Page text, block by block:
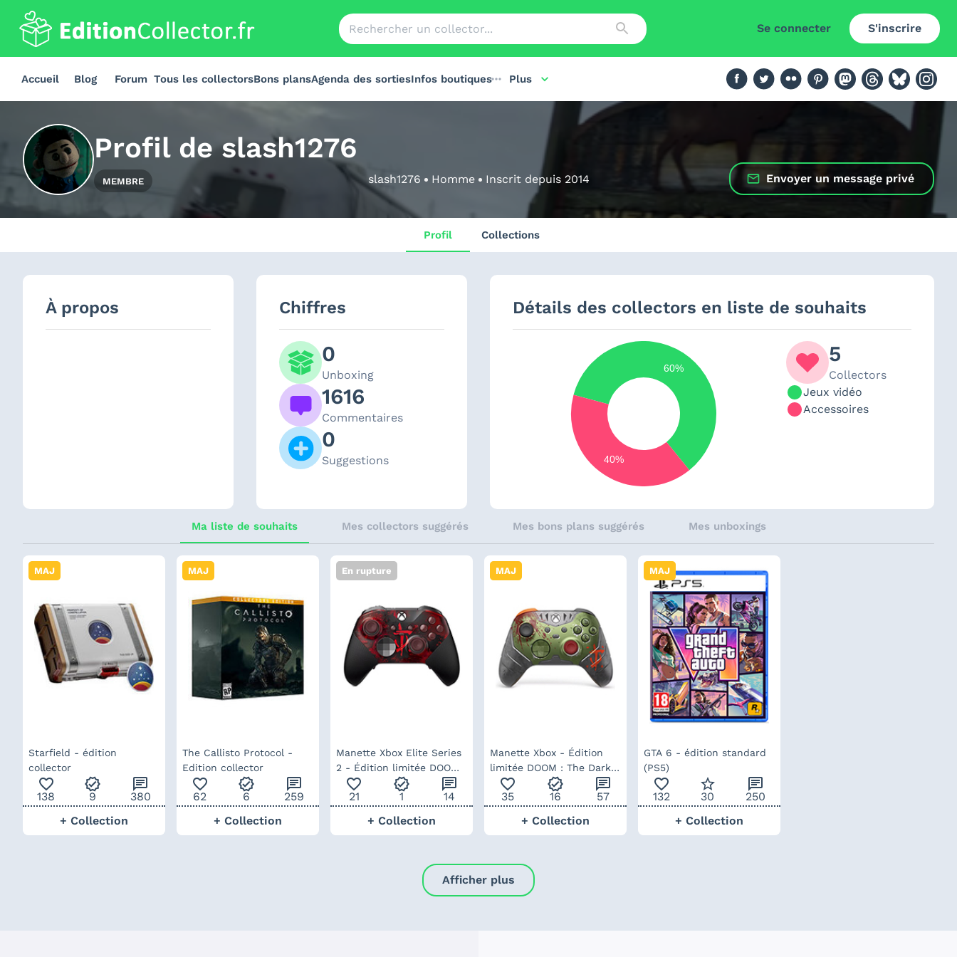
Se connecter S'inscrire
Accueil Blog Forum Tous les collectorsBons plansAgenda des sortiesInfos boutiques Plus
Profil deslash1276
MEMBRE slash1276 Homme Inscrit depuis 2014 Envoyer un message privé
Profil Collections
À propos Chiffres
0
Unboxing
1616
Commentaires
0
Suggestions
Détails des collectors en liste de souhaits
60%
40%
5
Collectors
Jeux vidéo
Accessoires
Ma liste de souhaits Mes collectors suggérés Mes bons plans suggérés Mes unboxings
MAJ
Starfield - édition
collector
favorite_outline
138
verified
9
chat
380
+ Collection
MAJ
The Callisto Protocol -
Edition collector
favorite_outline
62
verified
6
chat
259
+ Collection
En rupture
Manette Xbox Elite Series
2 - Édition limitée DOOM :
The Dark Ages
favorite_outline
21
verified
1
chat
14
+ Collection
MAJ
Manette Xbox - Édition
limitée DOOM : The Dark
Ages
favorite_outline
35
verified
16
chat
57
+ Collection
MAJ
GTA 6 - édition standard
(PS5)
favorite_outline
132
star_border
30
chat
250
+ Collection
Afficher plus